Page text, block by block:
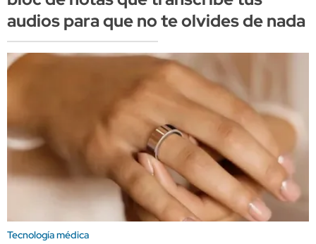
audios para que no te olvides de nada
Tecnología médica